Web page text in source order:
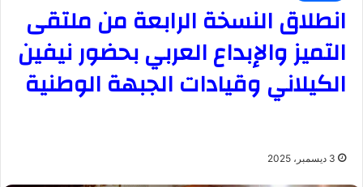
انطلاق النسخة الرابعة من ملتقى
التميز والإبداع العربي بحضور نيفين
الكيلاني وقيادات الجبهة الوطنية
3 ديسمبر، 2025